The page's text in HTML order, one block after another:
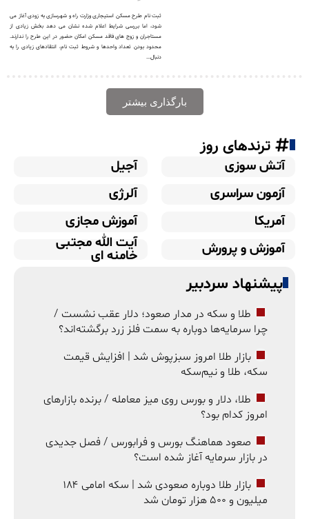
ثبت نام طرح مسکن استیجاری وزارت راه و شهرسازی به زودی آغاز می
شود، اما بررسی شرایط اعلام شده نشان می دهد بخش زیادی از
مستاجران و زوج های فاقد مسکن امکان حضور در این طرح را ندارند.
محدود بودن تعداد واحدها و شروط ثبت نام، انتقادهای زیادی را به
دنبال...
بارگذاری بیشتر
ترندهای روز
آتش سوزی
آجیل
آزمون سراسری
آلرژی
آمریکا
آموزش مجازی
آموزش و پرورش
آیت الله مجتبی
خامنه ای
پیشنهاد سردبیر
طلا و سکه در مدار صعود؛ دلار عقب نشست /
چرا سرمایه‌ها دوباره به سمت فلز زرد برگشته‌اند؟
بازار طلا امروز سبزپوش شد | افزایش قیمت
سکه، طلا و نیم‌سکه
طلا، دلار و بورس روی میز معامله / برنده بازارهای
امروز کدام بود؟
صعود هماهنگ بورس و فرابورس / فصل جدیدی
در بازار سرمایه آغاز شده است؟
بازار طلا دوباره صعودی شد | سکه امامی ۱۸۴
میلیون و ۵۰۰ هزار تومان شد